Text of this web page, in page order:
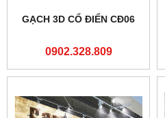
GẠCH 3D CỔ ĐIỂN CĐ06
0902.328.809